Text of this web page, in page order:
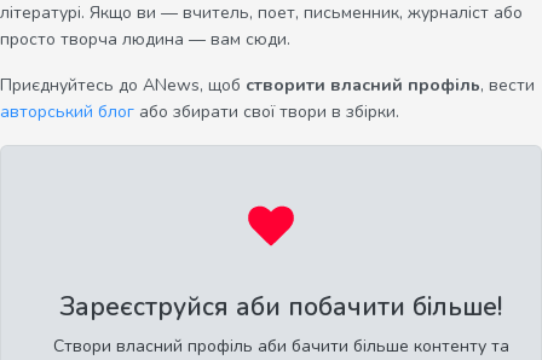
літературі. Якщо ви — вчитель, поет, письменник, журналіст або
просто творча людина — вам сюди.
Приєднуйтесь до ANews, щоб створити власний профіль, вести
авторський блог або збирати свої твори в збірки.
Зареєструйся аби побачити більше!
Створи власний профіль аби бачити більше контенту та